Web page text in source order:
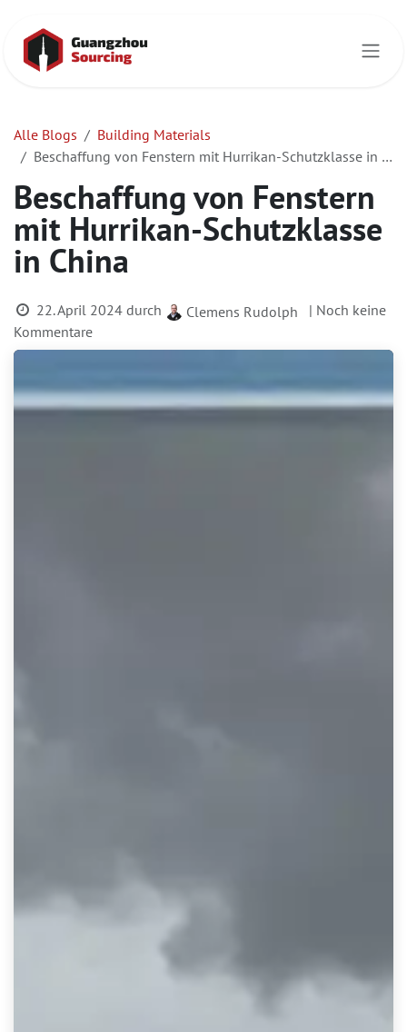
Alle Blogs
Building Materials
Beschaffung von Fenstern mit Hurrikan-Schutzklasse in China
Beschaffung von Fenstern
mit Hurrikan-Schutzklasse
in China
22. April 2024 durch Clemens Rudolph
| Noch keine
Kommentare